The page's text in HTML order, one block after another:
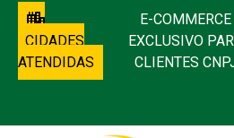
CIDADES
ATENDIDAS
E-COMMERCE
EXCLUSIVO
CLIENTES